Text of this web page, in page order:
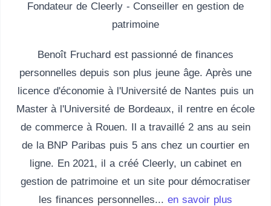
Fondateur de Cleerly - Conseiller en gestion de
patrimoine
Benoît Fruchard est passionné de finances
personnelles depuis son plus jeune âge. Après une
licence d'économie à l'Université de Nantes puis un
Master à l'Université de Bordeaux, il rentre en école
de commerce à Rouen. Il a travaillé 2 ans au sein
de la BNP Paribas puis 5 ans chez un courtier en
ligne. En 2021, il a créé Cleerly, un cabinet en
gestion de patrimoine et un site pour démocratiser
les finances personnelles... en savoir plus